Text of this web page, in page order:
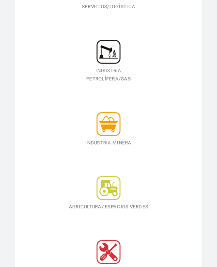
SERVICIOS/LOGÍSTICA
INDUSTRIA
PETROLÍFERA/GAS
INDUSTRIA MINERA
AGRICULTURA/ ESPACIOS VERDES